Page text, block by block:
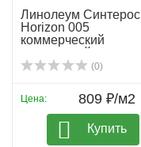
Линолеум Синтерос
Horizon 005
коммерческий
гомогенный
(0)
Цена: 809 ₽/м2
Купить